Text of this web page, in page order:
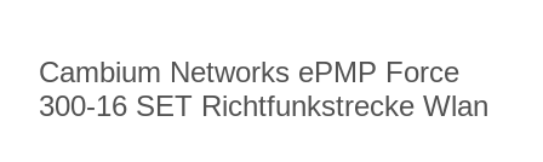
Cambium Networks ePMP Force
300-16 SET Richtfunkstrecke Wlan